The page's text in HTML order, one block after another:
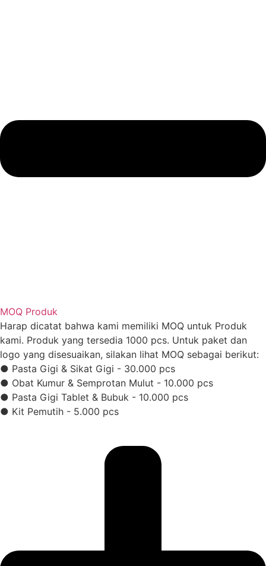
MOQ Produk
Harap dicatat bahwa kami memiliki MOQ untuk Produk
kami. Produk yang tersedia 1000 pcs. Untuk paket dan
logo yang disesuaikan, silakan lihat MOQ sebagai berikut:
● Pasta Gigi & Sikat Gigi - 30.000 pcs
● Obat Kumur & Semprotan Mulut - 10.000 pcs
● Pasta Gigi Tablet & Bubuk - 10.000 pcs
● Kit Pemutih - 5.000 pcs